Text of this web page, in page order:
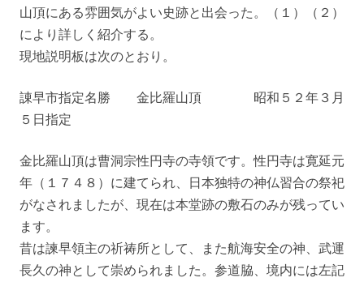
山頂にある雰囲気がよい史跡と出会った。（１）（２）
により詳しく紹介する。
現地説明板は次のとおり。
諌早市指定名勝 金比羅山頂 昭和５２年３月
５日指定
金比羅山頂は曹洞宗性円寺の寺領です。性円寺は寛延元
年（１７４８）に建てられ、日本独特の神仏習合の祭祀
がなされましたが、現在は本堂跡の敷石のみが残ってい
ます。
昔は諫早領主の祈祷所として、また航海安全の神、武運
長久の神として崇められました。参道脇、境内には左記